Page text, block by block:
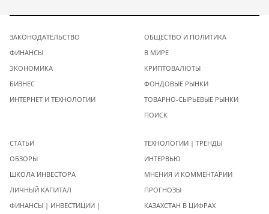
ЗАКОНОДАТЕЛЬСТВО
ФИНАНСЫ
ЭКОНОМИКА
БИЗНЕС
ИНТЕРНЕТ И ТЕХНОЛОГИИ
ОБЩЕСТВО И ПОЛИТИКА
В МИРЕ
КРИПТОВАЛЮТЫ
ФОНДОВЫЕ РЫНКИ
ТОВАРНО-СЫРЬЕВЫЕ РЫНКИ
ПОИСК
СТАТЬИ
ОБЗОРЫ
ШКОЛА ИНВЕСТОРА
ЛИЧНЫЙ КАПИТАЛ
ФИНАНСЫ | ИНВЕСТИЦИИ |
ТЕХНОЛОГИИ | ТРЕНДЫ
ИНТЕРВЬЮ
МНЕНИЯ И КОММЕНТАРИИ
ПРОГНОЗЫ
КАЗАХСТАН В ЦИФРАХ